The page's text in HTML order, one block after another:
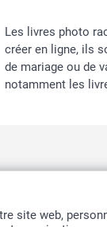
site web,
Les livres photo
créer en ligne, ils
de mariage ou de
notamment les